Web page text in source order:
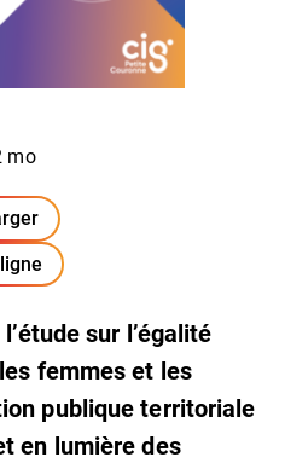
mo
dans un nouvel onglet)
sur l’égalité
femmes et les
publique territoriale
en lumière des